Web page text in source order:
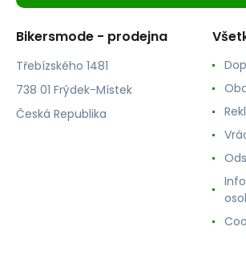
Bikersmode - prodejna
Třebízského 1481
738 01 Frýdek-Místek
Česká Republika